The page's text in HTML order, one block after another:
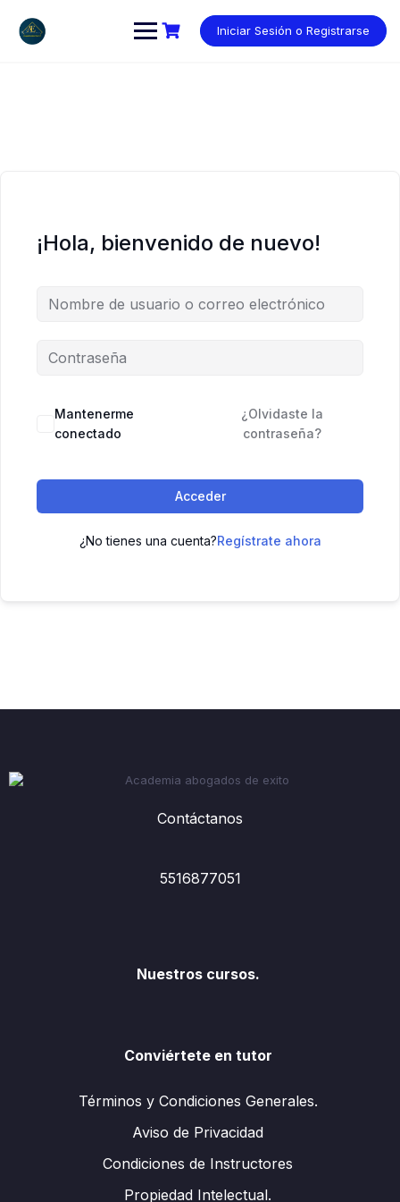
contenido
Iniciar Sesión o Registrarse
¡Hola, bienvenido de nuevo!
Mantenerme
conectado
¿Olvidaste la
contraseña?
Acceder
¿No tienes una cuenta?Regístrate ahora
Contáctanos
5516877051
Nuestros cursos.
Conviértete en tutor
Términos y Condiciones Generales.
Aviso de Privacidad
Condiciones de Instructores
Propiedad Intelectual.